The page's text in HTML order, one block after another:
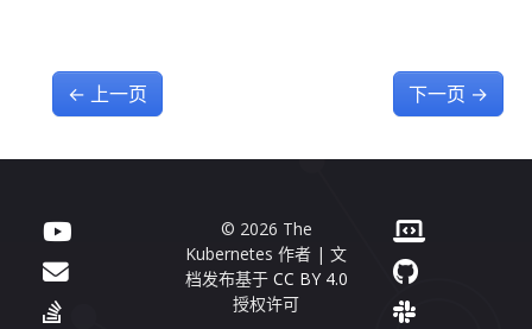
← 上一页 下一页 →
© 2026 The
Kubernetes 作者 | 文
档发布基于 CC BY 4.0
授权许可